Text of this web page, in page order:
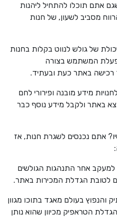
אתם תוכלו להתחיל ליהנות
מסביב לשעון, של חנות
של גולש לנווט בקלות בחנות
המשתמש בצורה
רכישה באתר כעת ובעתיד.
מידע מובנה ופירורי לחם
באתר ולקבל מידע נוסף כבר
אתם נכנסים לשגרת חנות, אז
למעקב אחר התנהגות הגולשים
לטובת הגדלת המכירות באתר.
והנפוץ בעולם מאגד בתוכו מגוון
הטראפיק מכיוון שהוא נותן